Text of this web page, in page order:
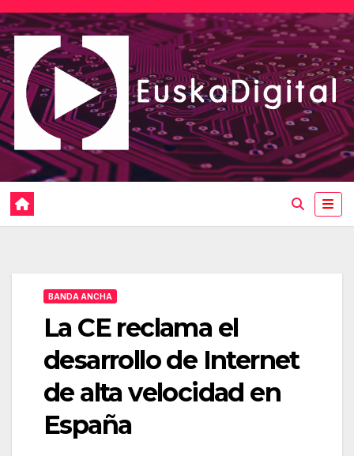
Saltar
al
contenido
BANDA ANCHA
La CE reclama el
desarrollo de Internet
de alta velocidad en
España